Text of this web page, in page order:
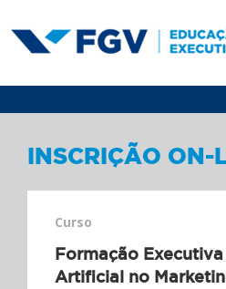
INSCRIÇÃO ON-
Curso
Formação
Artificial no